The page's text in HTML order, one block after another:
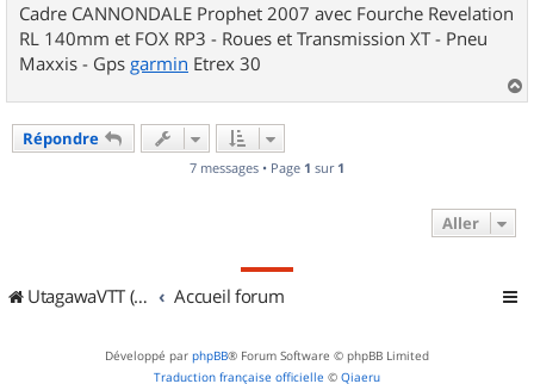
Cadre CANNONDALE Prophet 2007 avec Fourche Revelation
RL 140mm et FOX RP3 - Roues et Transmission XT - Pneu
Maxxis - Gps garmin Etrex 30
a
Répondre
7 messages • Page 1 sur 1
Aller
UtagawaVTT (Randos VTT et VTTAE avec traces GPS) Accueil forum
Développé par phpBB® Forum Software © phpBB Limited
Traduction française officielle © Qiaeru